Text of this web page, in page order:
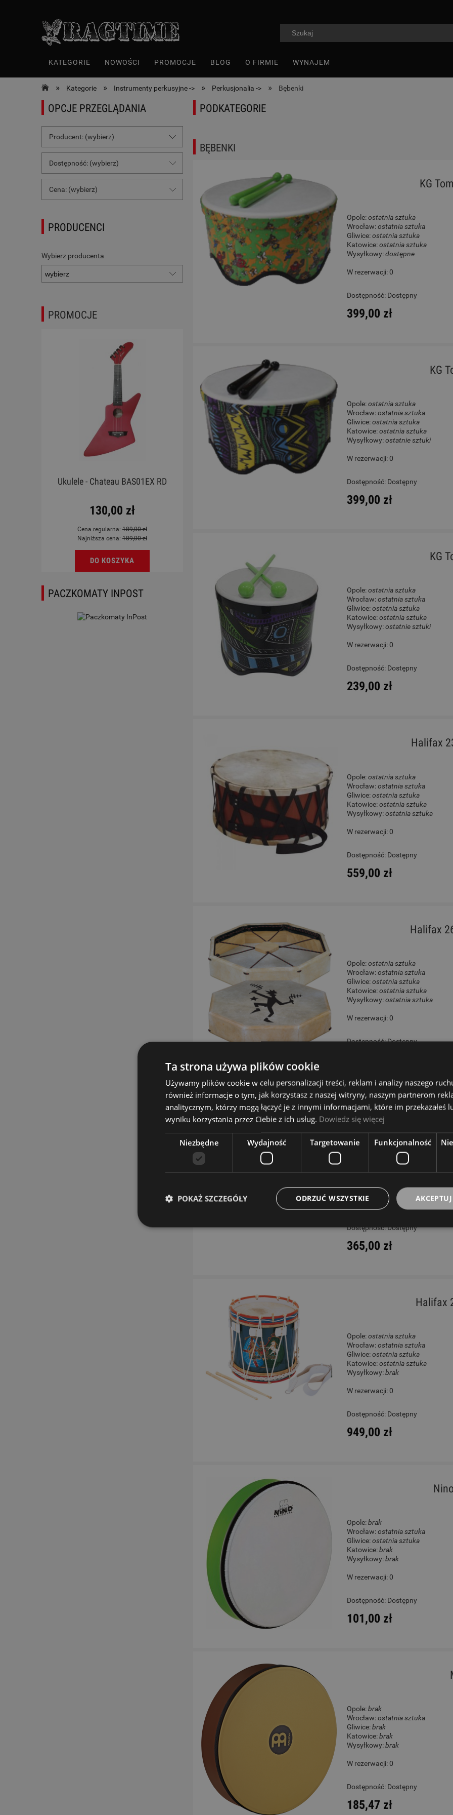
KATEGORIE NOWOŚCI PROMOCJE BLOG O FIRMIE WYNAJEM
» Kategorie » Instrumenty perkusyjne -> » Perkusjonalia -> » Bębenki
OPCJE PRZEGLĄDANIA
Producent: (wybierz)
Dostępność: (wybierz)
Cena: (wybierz)
PRODUCENCI
Wybierz producenta
PROMOCJE
Ukulele - Chateau BAS01EX RD
130,00 zł
Cena regularna: 189,00 zł
Najniższa cena: 189,00 zł
DO KOSZYKA DO KOSZYKA
Gitara Klasyczna 4/4 -
Protege C1 Matiz Coral
DO KOSZYKA
PACZKOMATY INPOST
PODKATEGORIE
BĘBENKI
KG
Opole:ostatnia sztuka
Wrocław:ostatnia sztuka
Gliwice:ostatnia sztuka
Katowice:ostatnia sztuka
Wysyłkowy:dostępne
W rezerwacji: 0
Dostępność: Dostępny
399,00 zł
KG
Opole:ostatnia sztuka
Wrocław:ostatnia sztuka
Gliwice:ostatnia sztuka
Katowice:ostatnia sztuka
Wysyłkowy:ostatnie sztuki
W rezerwacji: 0
Dostępność: Dostępny
399,00 zł
KG
Opole:ostatnia sztuka
Wrocław:ostatnia sztuka
Gliwice:ostatnia sztuka
Katowice:ostatnia sztuka
Wysyłkowy:ostatnie sztuki
W rezerwacji: 0
Dostępność: Dostępny
239,00 zł
Halifax
Opole:ostatnia sztuka
Wrocław:ostatnia sztuka
Gliwice:ostatnia sztuka
Katowice:ostatnia sztuka
Wysyłkowy:ostatnia sztuka
W rezerwacji: 0
Dostępność: Dostępny
559,00 zł
Halifax
Opole:ostatnia sztuka
Wrocław:ostatnia sztuka
Gliwice:ostatnia sztuka
Katowice:ostatnia sztuka
Wysyłkowy:ostatnia sztuka
W rezerwacji: 0
Dostępność:Dostępny
Halifax 1925 Planera
ostatnia sztuka
Wysyłkowy:
W rezerwacji: 0
Dostępność:Dostępny
365,00 zł
Halifax
Opole:ostatnia sztuka
Wrocław:ostatnia sztuka
Gliwice:ostatnia sztuka
Katowice:ostatnia sztuka
Wysyłkowy:brak
W rezerwacji: 0
Dostępność: Dostępny
949,00 zł
Opole:brak
Wrocław:ostatnia sztuka
Gliwice:ostatnia sztuka
Katowice:brak
Wysyłkowy:brak
W rezerwacji: 0
Dostępność: Dostępny
101,00 zł
Opole:brak
Wrocław:ostatnia sztuka
Gliwice:brak
Katowice:brak
Wysyłkowy:brak
W rezerwacji: 0
Dostępność: Dostępny
185,47 zł
Ta strona używa plików cookie
Używamy plików cookie w celu personalizacji treści, reklam i analizy naszego
również informacje o tym, jak korzystasz z naszej witryny, naszym partnerom
analitycznym, którzy mogą łączyć je z innymi informacjami, które im przekazałeś
wyniku korzystania przez Ciebie z ich usług. Dowiedz się więcej
Niezbędne Wydajność Targetowanie Funkcjonalność
ODRZUĆ WSZYSTKIE
POKAŻ SZCZEGÓŁY